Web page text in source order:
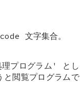
文字集合。
プログラム' とし
閲覧プログラムで